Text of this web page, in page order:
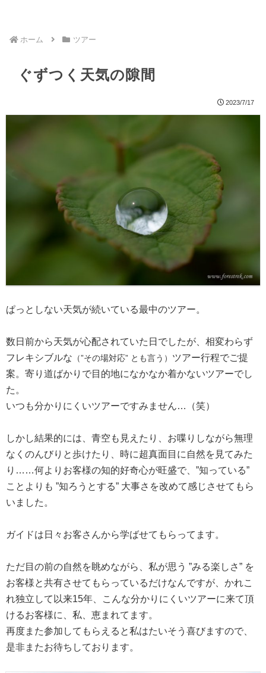
ホーム ツアー
ぐずつく天気の隙間
2023/7/17
ぱっとしない天気が続いている最中のツアー。
数日前から天気が心配されていた日でしたが、相変わらず
フレキシブルな （”その場対応” とも言う） ツアー行程でご提
案。寄り道ばかりで目的地になかなか着かないツアーでし
た。
いつも分かりにくいツアーですみません…（笑）
しかし結果的には、青空も見えたり、お喋りしながら無理
なくのんびりと歩けたり、時に超真面目に自然を見てみた
り……何よりお客様の知的好奇心が旺盛で、”知っている”
ことよりも ”知ろうとする” 大事さを改めて感じさせてもら
いました。
ガイドは日々お客さんから学ばせてもらってます。
ただ目の前の自然を眺めながら、私が思う ”みる楽しさ” を
お客様と共有させてもらっているだけなんですが、かれこ
れ独立して以来15年、こんな分かりにくいツアーに来て頂
けるお客様に、私、恵まれてます。
再度また参加してもらえると私はたいそう喜びますので、
是非またお待ちしております。